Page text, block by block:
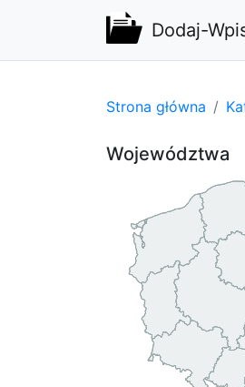
Dodaj-
Strona główna
Województwa